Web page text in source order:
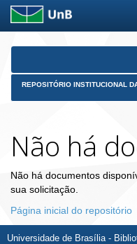
Skip
REPOSITÓRIO INSTITUCIONAL
Não há
Não há documentos
sua solicitação.
Página inicial do repositório
Universidade de Brasília -